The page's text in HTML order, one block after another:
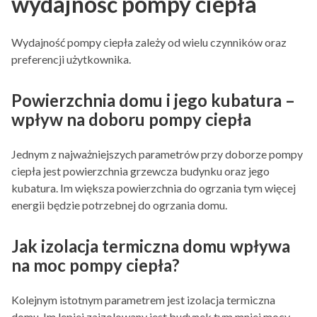
Wydajność pompy ciepła zależy od wielu czynników oraz
preferencji użytkownika.
Powierzchnia domu i jego kubatura –
wpływ na doboru pompy ciepła
Jednym z najważniejszych parametrów przy doborze pompy
ciepła jest powierzchnia grzewcza budynku oraz jego
kubatura. Im większa powierzchnia do ogrzania tym więcej
energii będzie potrzebnej do ogrzania domu.
Jak izolacja termiczna domu wpływa
na moc pompy ciepła?
Kolejnym istotnym parametrem jest izolacja termiczna